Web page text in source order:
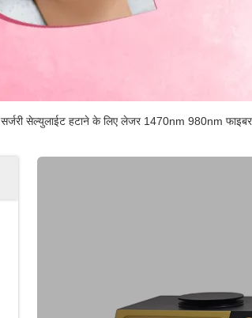
सर्जरी सेल्युलाईट हटाने के लिए लेजर 1470nm 980nm